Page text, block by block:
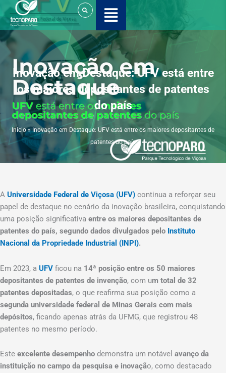
para
o
conteúdo
Inovação em Destaque: UFV está entre
os maiores depositantes de patentes
do país
Início»Inovação em Destaque: UFV está entre os maiores depositantes de
patentes do país
A Universidade Federal de Viçosa (UFV) continua a reforçar seu
papel de destaque no cenário da inovação brasileira, conquistando
uma posição significativa entre os maiores depositantes de
patentes do país, segundo dados divulgados pelo Instituto
Nacional da Propriedade Industrial (INPI).
Em 2023, a UFV ficou na 14ª posição entre os 50 maiores
depositantes de patentes de invenção, com um total de 32
patentes depositadas, o que reafirma sua posição como a
segunda universidade federal de Minas Gerais com mais
depósitos, ficando apenas atrás da UFMG, que registrou 48
patentes no mesmo período.
Este excelente desempenho demonstra um notável avanço da
instituição no campo da pesquisa e inovação, como destacado